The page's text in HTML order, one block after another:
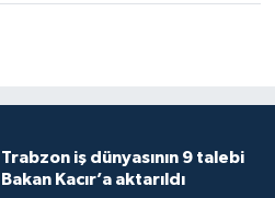
Trabzon iş dünyasının 9 talebi
Bakan Kacır’a aktarıldı